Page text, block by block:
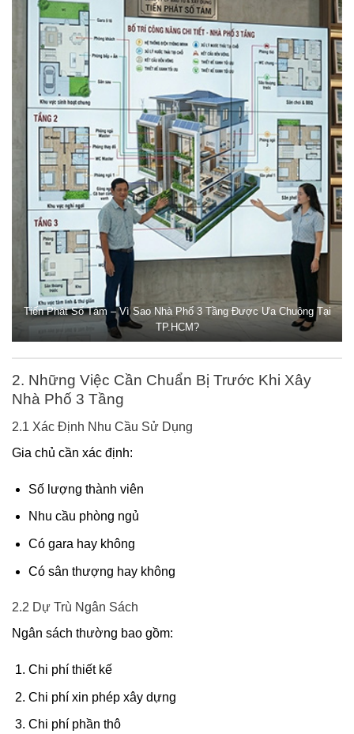
Tiến Phát Số Tám – Vì Sao Nhà Phố 3 Tầng Được Ưa Chuộng Tại
TP.HCM?
2. Những Việc Cần Chuẩn Bị Trước Khi Xây
Nhà Phố 3 Tầng
2.1 Xác Định Nhu Cầu Sử Dụng
Gia chủ cần xác định:
Số lượng thành viên
Nhu cầu phòng ngủ
Có gara hay không
Có sân thượng hay không
2.2 Dự Trù Ngân Sách
Ngân sách thường bao gồm:
Chi phí thiết kế
Chi phí xin phép xây dựng
Chi phí phần thô